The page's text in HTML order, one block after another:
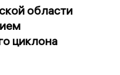
области
циклона